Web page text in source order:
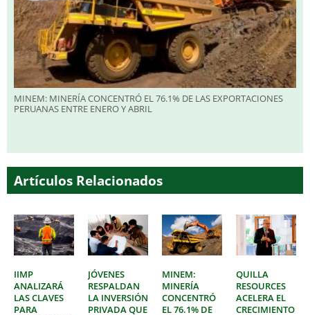
MINEM: MINERÍA CONCENTRÓ EL 76.1% DE LAS EXPORTACIONES
PERUANAS ENTRE ENERO Y ABRIL
Artículos Relacionados
IIMP
ANALIZARÁ
LAS CLAVES
PARA
JÓVENES
RESPALDAN
LA INVERSIÓN
PRIVADA QUE
MINEM:
MINERÍA
CONCENTRÓ
EL 76.1% DE
QUILLA
RESOURCES
ACELERA EL
CRECIMIENTO